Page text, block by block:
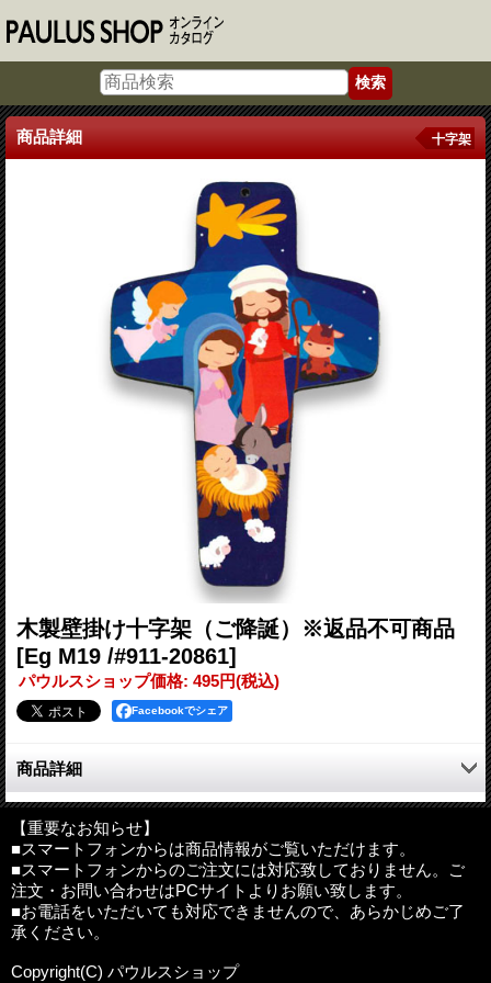
商品詳細 十字架
木製壁掛け十字架（ご降誕）※返品不可商品
[Eg M19 /#911-20861]
パウルスショップ価格: 495円(税込)
Facebookでシェア
商品詳細
木製壁掛け十字架。
ご降誕の場面がかわいらしいイラストで描かれています。
クリスマスの贈り物にもおすすめです。
サイズ：約縦13cm×横９cm、厚さ0.3cm
材質：木材
製造：イタリア
【重要なお知らせ】
■スマートフォンからは商品情報がご覧いただけます。
■スマートフォンからのご注文には対応致しておりません。ご
注文・お問い合わせはPCサイトよりお願い致します。
■お電話をいただいても対応できませんので、あらかじめご了
承ください。
Copyright(C) パウルスショップ